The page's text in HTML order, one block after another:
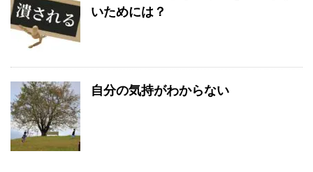
いためには？
自分の気持がわからない